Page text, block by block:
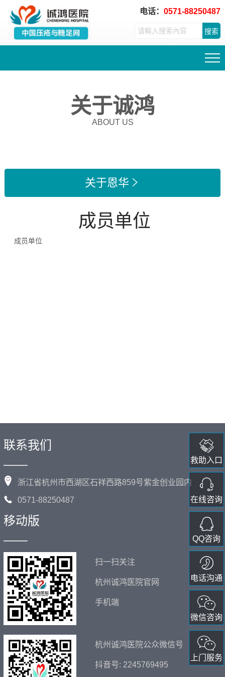
电话：0571-88250487
搜索
救助入口
在线咨询
QQ咨询
电话沟通
微信咨询
上门服务
关于诚鸿
ABOUT US
关于恩华 
成员单位
成员单位
联系我们
——
浙江省杭州市西湖区石祥西路859号紫金创业园内
0571-88250487
移动版
——
扫一扫关注
杭州诚鸿医院官网
手机端
杭州诚鸿医院公众微信号
抖音号: 2245769495